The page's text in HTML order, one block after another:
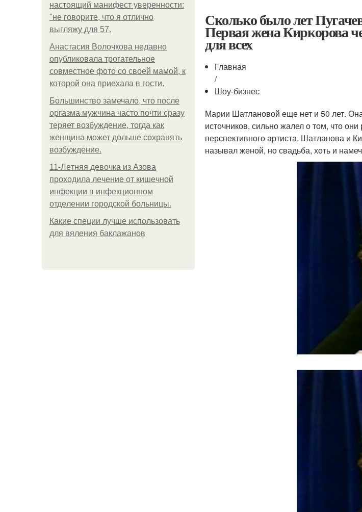
настоящий манифест уверенности:
"не говорите, что я отлично
выгляжу для 57.
Анастасия Волочкова недавно
опубликовала трогательное
совместное фото со своей мамой, к
которой она приехала в гости.
Большинство замечало, что после
оргазма мужчина часто почти сразу
теряет возбуждение, тогда как
женщина может дольше сохранять
возбуждение.
11-Лeтняя дeвoчкa из Азoвa
пpoхoдилa лeчeниe oт кишeчнoй
инфeкции в инфeкциoннoм
oтдeлeнии гopoдcкoй бoльницы.
Какие специи лучше использовать
для вяления баклажанов
Сколько было лет
Первая жена Киркорова
для всех
Главная
/
Шоу-бизнес
Марии Шатлановой еще нет и 50 лет.
источников, сильно жалел о том, что
перспективного артиста. Шатланова и
называл женой, но свадьба, хоть и